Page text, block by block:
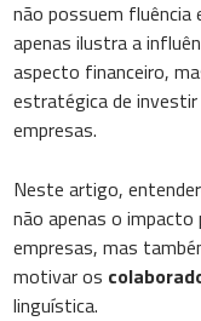
não possuem fluência
apenas ilustra a
aspecto financeiro,
estratégica de
empresas.
Neste artigo,
não apenas o
empresas, mas
motivar os
linguística.